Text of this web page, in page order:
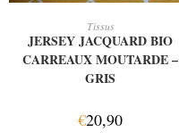
Tissus
JERSEY JACQUARD BIO
CARREAUX MOUTARDE –
GRIS
€20,90